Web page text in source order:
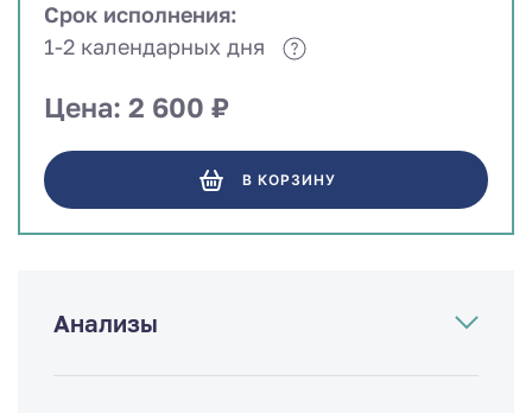
Анализы
Срок исполнения:
1-2 календарных дня
Цена: 2 600 ₽
В КОРЗИНУ